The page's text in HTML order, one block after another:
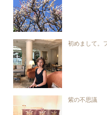
初めまして。
紫の不思議